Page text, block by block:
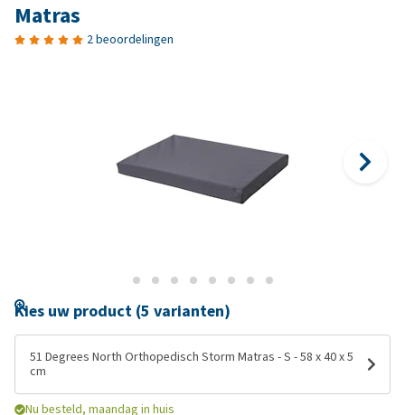
Matras
2 beoordelingen
Kies uw product (5 varianten)
51 Degrees North Orthopedisch Storm Matras - S - 58 x 40 x 5
cm
Nu besteld, maandag in huis